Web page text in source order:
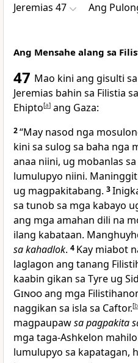
Jeremias 47 Ang
Ang Mensahe alang sa
47 Mao kini ang gisulti sa
Jeremias bahin sa Filistia
Ehipto[a] ang Gaza:
2“May nasod nga
kini sa sulog sa baha nga
anaa niini, ug mobanlas
lumulupyo niini.
ug magpakitabang. 3
sa tunob sa mga kabayo
ang mga amahan dili na
ilang kabataan.
sa kahadlok. 4 Kay miabot
laglagon ang tanang
kaabin gikan sa Tyre ug
Ginooang mga
naggikan sa isla sa Caftor.[b
magpaupawsa pagpakita
mga taga-Ashkelon
lumulupyo sa kapatagan,